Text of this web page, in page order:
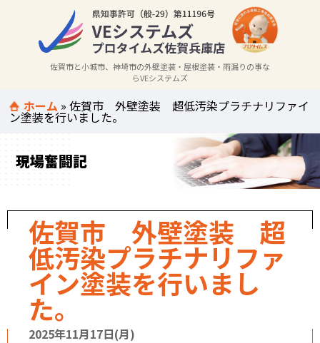
佐賀市と小城市、神埼市の外壁塗装・屋根塗装・雨漏りの事な
らVEシステムズ
ホーム »佐賀市 外壁塗装 超低汚染プラチナリファイ
ン塗装を行いました。
現場奮闘記
佐賀市 外壁塗装 超
低汚染プラチナリファ
イン塗装を行いまし
た。
2025年11月17日(月)